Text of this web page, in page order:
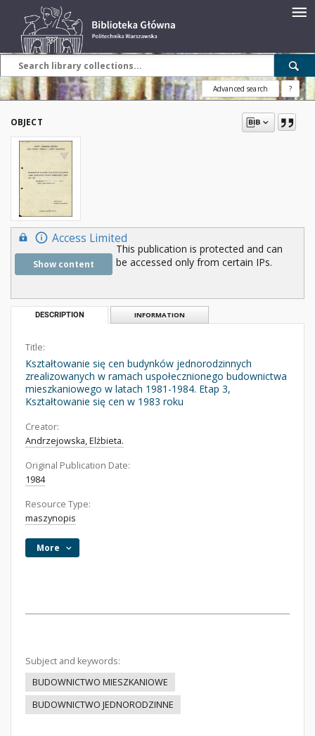
Advanced search ?
OBJECT
Access Limited
Show content
This publication is protected and can
be accessed only from certain IPs.
DESCRIPTION INFORMATION
Title:
Kształtowanie się cen budynków jednorodzinnych
zrealizowanych w ramach uspołecznionego budownictwa
mieszkaniowego w latach 1981-1984. Etap 3,
Kształtowanie się cen w 1983 roku
Creator:
Andrzejowska, Elżbieta.
Original Publication Date:
1984
Resource Type:
maszynopis
More
Subject and keywords:
BUDOWNICTWO MIESZKANIOWE
BUDOWNICTWO JEDNORODZINNE